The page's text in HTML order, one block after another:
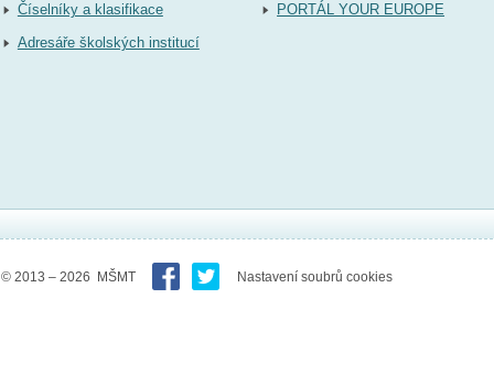
Číselníky a klasifikace
Adresáře školských institucí
PORTÁL YOUR EUROPE
© 2013 – 2026 MŠMT Nastavení soubrů cookies